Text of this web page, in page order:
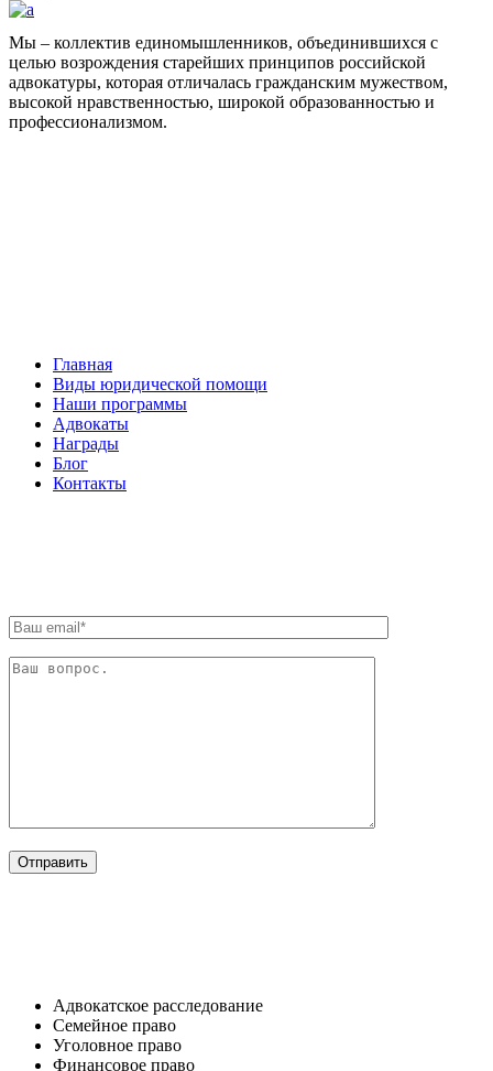
Мы – коллектив единомышленников, объединившихся с
целью возрождения старейших принципов российской
адвокатуры, которая отличалась гражданским мужеством,
высокой нравственностью, широкой образованностью и
профессионализмом.
Главная
Виды юридической помощи
Наши программы
Адвокаты
Награды
Блог
Контакты
Адвокатское расследование
Семейное право​
Уголовное право​
Финансовое право